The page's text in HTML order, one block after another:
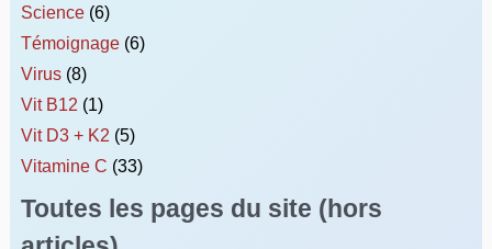
Science(6)
Témoignage(6)
Virus(8)
Vit B12 (1)
Vit D3 + K2 (5)
Vitamine C (33)
Toutes les pages du site (hors